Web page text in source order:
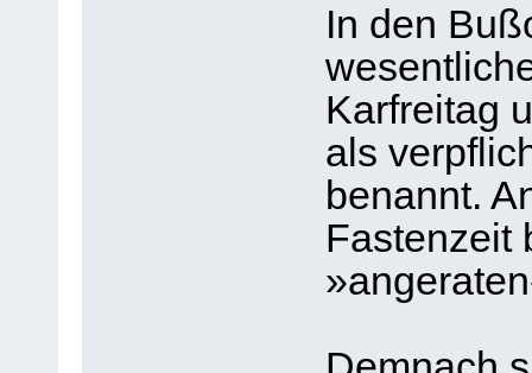
In den
Karfreitag
als
benannt.
Fastenzeit